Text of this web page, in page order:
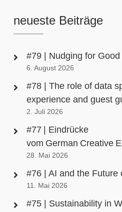
neueste Beiträge
#79 | Nudging for Good
6. August 2026
#78 | The role of data
experience and guest
2. Juli 2026
#77 | Eindrücke
vom German Creative
28. Mai 2026
#76 | AI and the Future
11. Mai 2026
#75 | Sustainability in